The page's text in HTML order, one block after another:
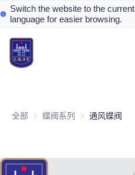
Switch the website to the current
language for easier browsing.
全部 蝶阀系列 蝶阀系列
通风蝶阀
Home
Valve Products